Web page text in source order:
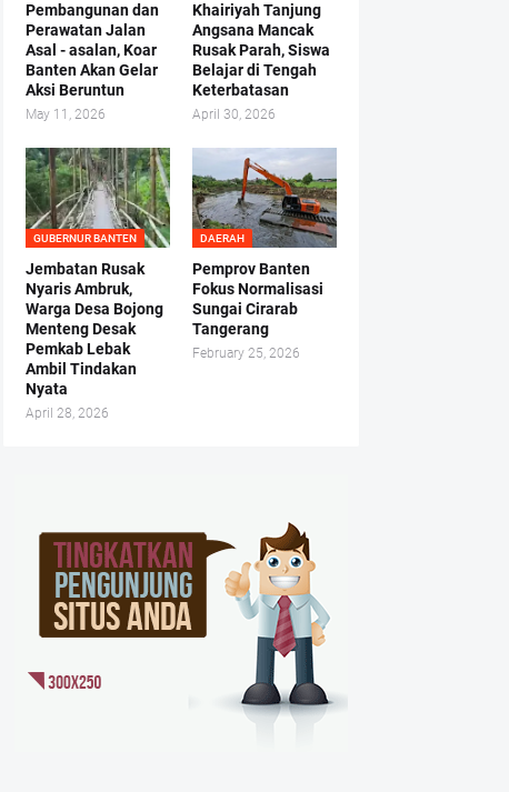
Pembangunan dan
Perawatan Jalan
Asal - asalan, Koar
Banten Akan Gelar
Aksi Beruntun
May 11, 2026
Khairiyah Tanjung
Angsana Mancak
Rusak Parah, Siswa
Belajar di Tengah
Keterbatasan
April 30, 2026
GUBERNUR BANTEN
Jembatan Rusak
Nyaris Ambruk,
Warga Desa Bojong
Menteng Desak
Pemkab Lebak
Ambil Tindakan
Nyata
April 28, 2026
DAERAH
Pemprov Banten
Fokus Normalisasi
Sungai Cirarab
Tangerang
February 25, 2026